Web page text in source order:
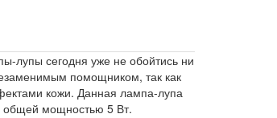
лупы сегодня уже не обойтись ни
помощником, так как
кожи. Данная лампа-лупа
общей мощностью 5 Вт.